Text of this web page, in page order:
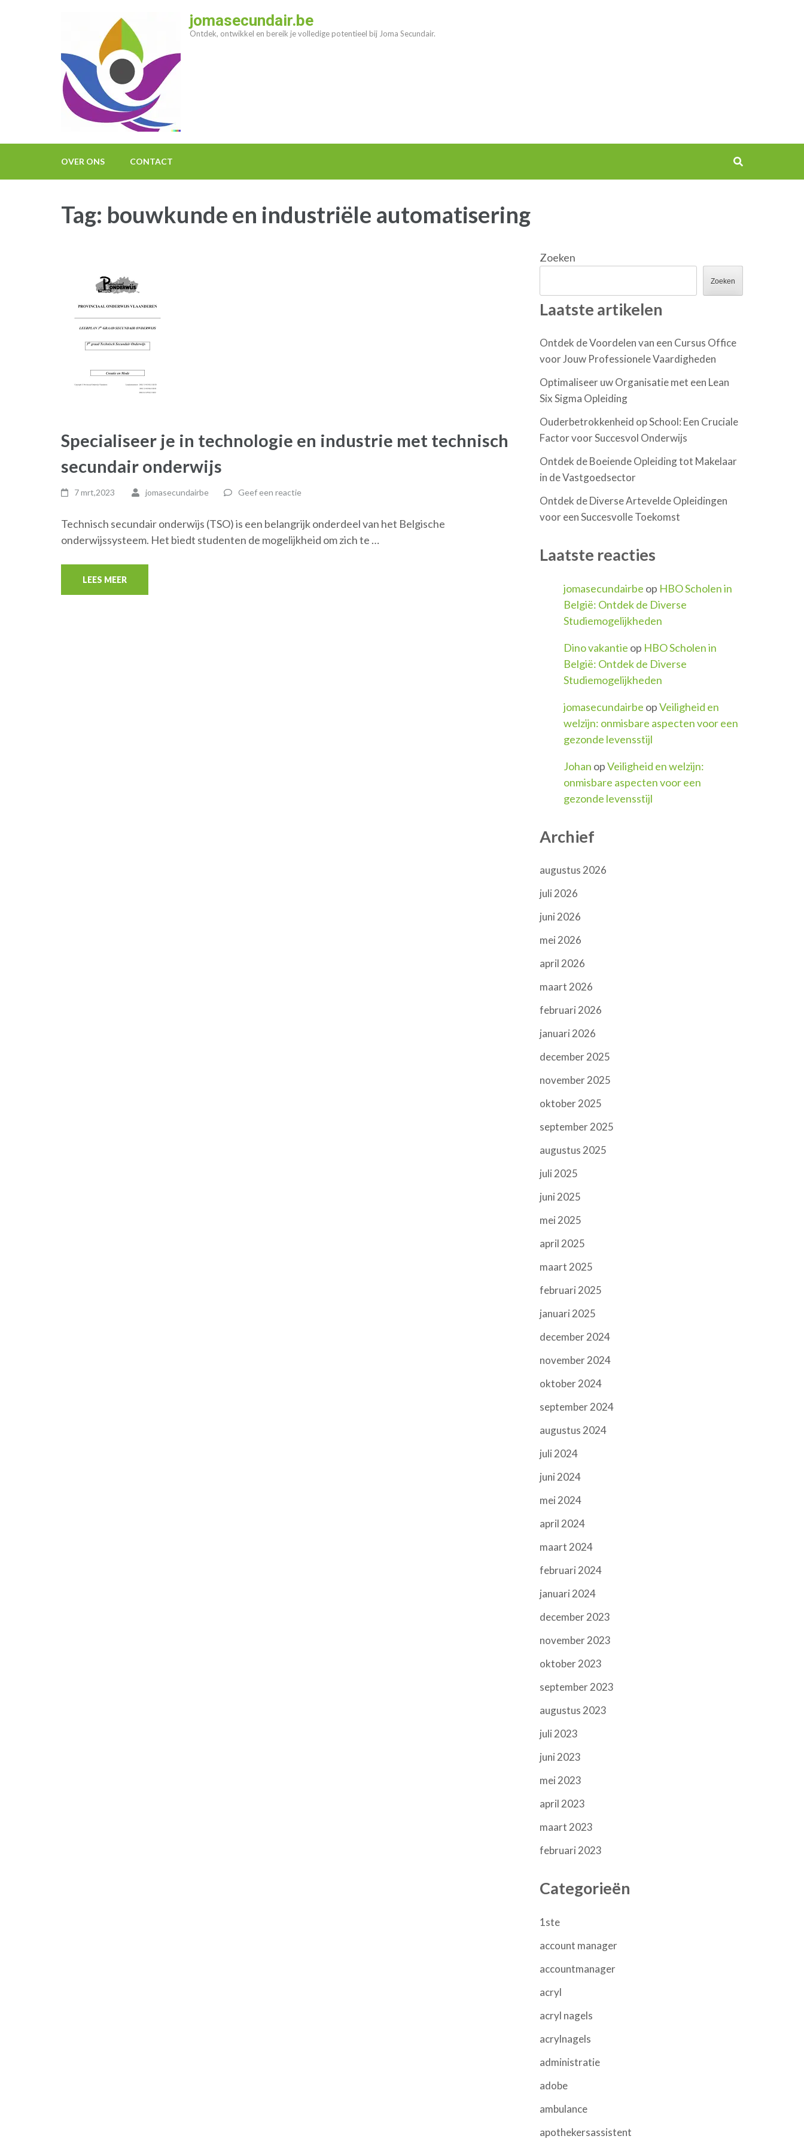
jomasecundair.be
Ontdek, ontwikkel en bereik je volledige potentieel bij Joma Secundair.
OVER ONS CONTACT
Tag: bouwkunde en industriële automatisering
Specialiseer je in technologie en industrie met technisch
secundair onderwijs
7 mrt,2023 jomasecundairbe Geef een reactie
Technisch secundair onderwijs (TSO) is een belangrijk onderdeel van het Belgische
onderwijssysteem. Het biedt studenten de mogelijkheid om zich te …
LEES MEER
Zoeken
Zoeken
Laatste artikelen
Ontdek de Voordelen van een Cursus Office
voor Jouw Professionele Vaardigheden
Optimaliseer uw Organisatie met een Lean
Six Sigma Opleiding
Ouderbetrokkenheid op School: Een Cruciale
Factor voor Succesvol Onderwijs
Ontdek de Boeiende Opleiding tot Makelaar
in de Vastgoedsector
Ontdek de Diverse Artevelde Opleidingen
voor een Succesvolle Toekomst
Laatste reacties
jomasecundairbe op HBO Scholen in
België: Ontdek de Diverse
Studiemogelijkheden
Dino vakantie op HBO Scholen in
België: Ontdek de Diverse
Studiemogelijkheden
jomasecundairbe opVeiligheid en
welzijn: onmisbare aspecten voor een
gezonde levensstijl
Johan opVeiligheid en welzijn:
onmisbare aspecten voor een
gezonde levensstijl
Archief
augustus 2026
juli 2026
juni 2026
mei 2026
april 2026
maart 2026
februari 2026
januari 2026
december 2025
november 2025
oktober 2025
september 2025
augustus 2025
juli 2025
juni 2025
mei 2025
april 2025
maart 2025
februari 2025
januari 2025
december 2024
november 2024
oktober 2024
september 2024
augustus 2024
juli 2024
juni 2024
mei 2024
april 2024
maart 2024
februari 2024
januari 2024
december 2023
november 2023
oktober 2023
september 2023
augustus 2023
juli 2023
juni 2023
mei 2023
april 2023
maart 2023
februari 2023
Categorieën
1ste
account manager
accountmanager
acryl
acryl nagels
acrylnagels
administratie
adobe
ambulance
apothekersassistent